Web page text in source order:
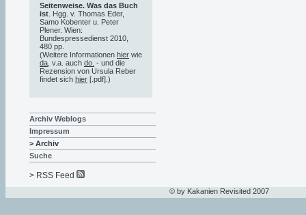
Seitenweise. Was das Buch
ist . Hgg. v. Thomas Eder,
Samo Kobenter u. Peter
Plener. Wien:
Bundespressedienst 2010,
480 pp.
(Weitere Informationen hier wie
da , v.a. auch do. - und die
Rezension von Ursula Reber
findet sich hier [.pdf].)
Archiv Weblogs
Impressum
> Archiv
Suche
> RSS Feed
© by Kakanien Revisited 2007